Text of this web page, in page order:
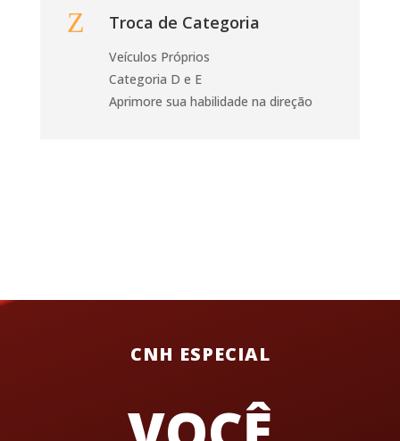
Z Troca de Categoria
Veículos Próprios
Categoria D e E
Aprimore sua habilidade na direção
CNH ESPECIAL